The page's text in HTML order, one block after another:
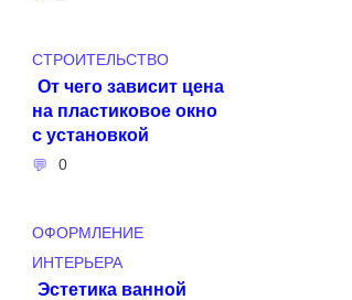
СТРОИТЕЛЬСТВО
От чего зависит цена
на пластиковое окно
с установкой
0
ОФОРМЛЕНИЕ
ИНТЕРЬЕРА
Эстетика ванной